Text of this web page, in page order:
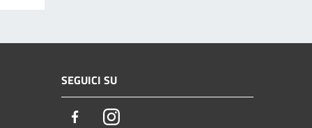
SEGUICI SU
FacebookInstagram